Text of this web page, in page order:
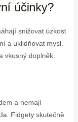
účinky?
snižovat úzkost
a uklidňovat mysl.
vkusný doplněk.
a nemají
Fidgety skutečně